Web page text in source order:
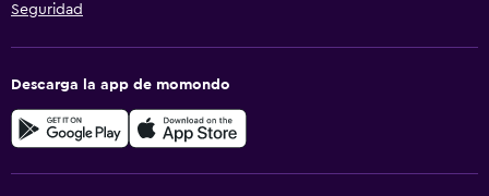
Seguridad
Descarga la app de momondo